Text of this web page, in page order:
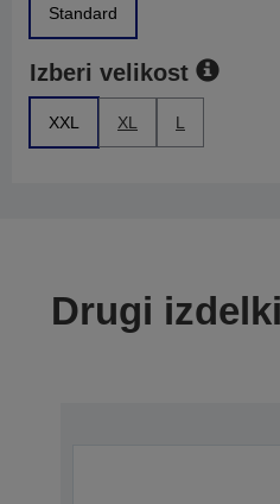
Standard
Izberi velikost
XXL XL L
Drugi